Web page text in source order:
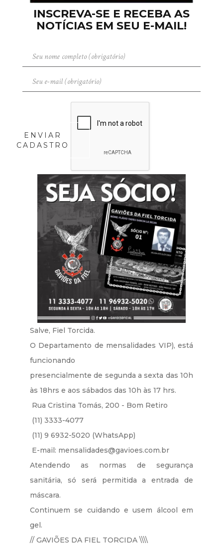
INSCREVA-SE E RECEBA AS
NOTÍCIAS EM SEU E-MAIL!
ENVIAR
CADASTRO
Salve, Fiel Torcida.
O Departamento de mensalidades VIP), está
funcionando
presencialmente de segunda a sexta das 10h
às 18hrs e aos sábados das 10h às 17 hrs.
Rua Cristina Tomás, 200 - Bom Retiro
(11) 3333-4077
(11) 9 6932-5020 (WhatsApp)
E-mail: mensalidades@gavioes.com.br
Atendendo as normas de segurança
sanitária, só será permitida a entrada de
máscara.
Continuem se cuidando e usem álcool em
gel.
// GAVIÕES DA FIEL TORCIDA \\\\